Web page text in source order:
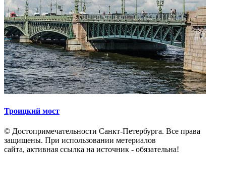
Троицкий мост
© Достопримечательности Санкт-Петербурга. Все права
защищены. При использовании метериалов
сайта, активная ссылка на источник - обязательна!